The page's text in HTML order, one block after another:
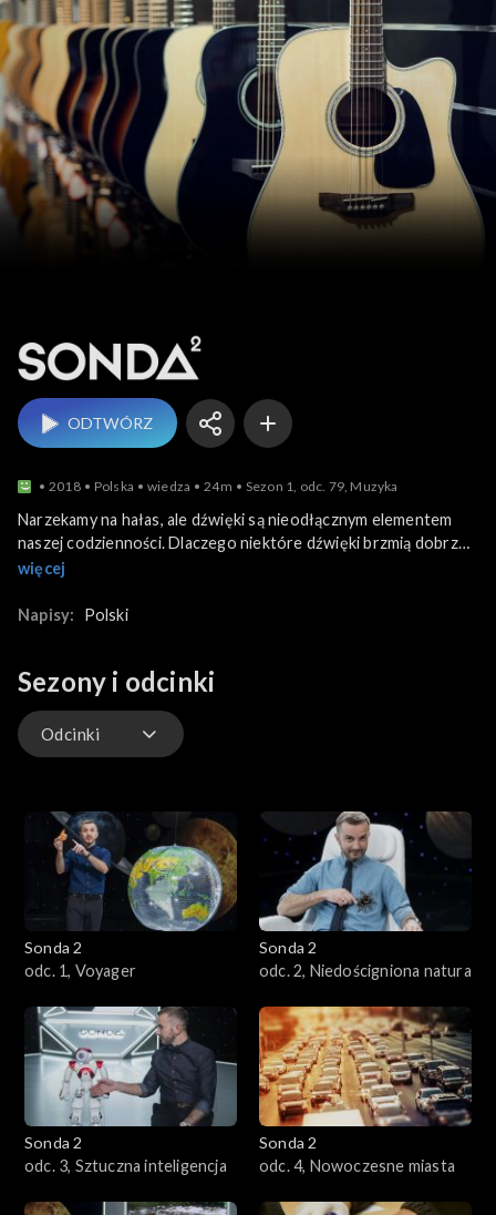
Sonda 2
ODTWÓRZ
2018 Polska wiedza 24m Sezon 1, odc. 79, Muzyka
Narzekamy na hałas, ale dźwięki są nieodłącznym elementem
naszej codzienności. Dlaczego niektóre dźwięki brzmią dobrze,
a inne źle? Jak muzyka wpływa na nasze funkcjonowanie i
więcej
Napisy: Polski
Sezony i odcinki
Odcinki
Sonda 2
odc. 1, Voyager
Sonda 2
odc. 2, Niedościgniona natura
Sonda 2
odc. 3, Sztuczna inteligencja
Sonda 2
odc. 4, Nowoczesne miasta